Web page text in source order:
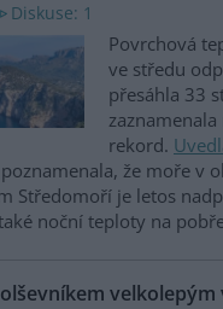
Diskuse: 1
Povrchová
ve středu
přesáhla 33
rekord.
že moře v
Středomoří je letos
noční teploty na
velkolepým